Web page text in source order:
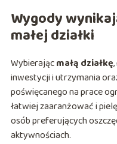
Wygody
małej działki
Wybierającmałą działkę
inwestycji i utrzymania
poświęcanego na prace
łatwiej zaaranżować i
osób preferujących
aktywnościach.